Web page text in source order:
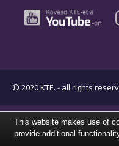
© 2020 KTE. - all rights
This website makes use of
provide additional